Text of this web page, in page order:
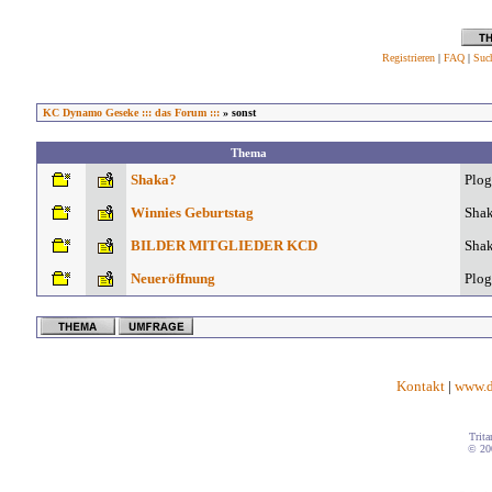
Registrieren | FAQ |
KC Dynamo Geseke ::: das Forum :::» sonst
Thema
Shaka?
Winnies Geburtstag
BILDER MITGLIEDER KCD
Neueröffnung
Kontakt|
©